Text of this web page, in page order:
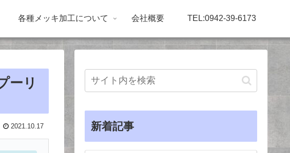
各種メッキ加工について 会社概要 TEL:0942-39-6173
ーリ
2021.10.17 新着記事